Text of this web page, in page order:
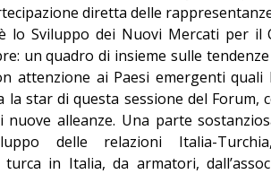
diretta delle
lo Sviluppo dei Nuovi Mercati per il
un quadro di insieme sulle
attenzione ai Paesi emergenti quali
star di questa sessione del Forum,
nuove alleanze. Una parte
delle relazioni Italia-
turca in Italia, da armatori,